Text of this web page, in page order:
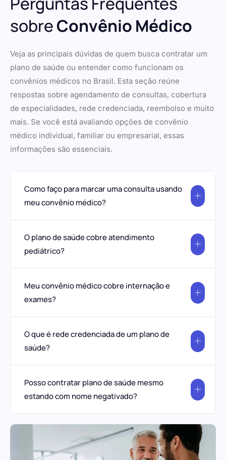
sobreConvênio Médico
Veja as principais dúvidas de quem busca contratar um
plano de saúde ou entender como funcionam os
convênios médicos no Brasil. Esta seção reúne
respostas sobre agendamento de consultas, cobertura
de especialidades, rede credenciada, reembolso e muito
mais. Se você está avaliando opções de convênio
médico individual, familiar ou empresarial, essas
informações são essenciais.
Como faço para marcar uma consulta usando
meu convênio médico?
O plano de saúde cobre atendimento
pediátrico?
Meu convênio médico cobre internação e
exames?
O que é rede credenciada de um plano de
saúde?
Posso contratar plano de saúde mesmo
estando com nome negativado?